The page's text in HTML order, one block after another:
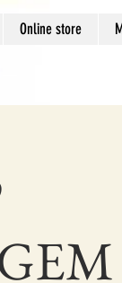
Online store